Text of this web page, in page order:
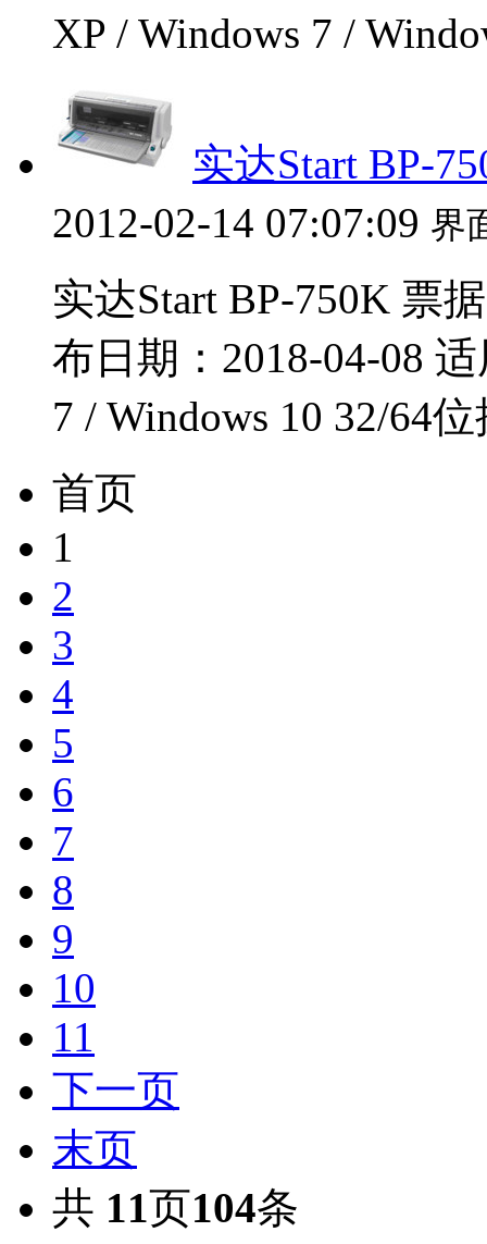
XP / Windows 7 /
实达Start BP-
2012-02-14 07:07:09 界
实达Start BP-750K 票
布日期：2018-04-08
7 / Windows 10 32/64
首页
1
2
3
4
5
6
7
8
9
10
11
下一页
末页
共 11页104条